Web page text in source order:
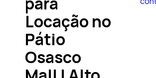
Locação no
Pátio
Osasco